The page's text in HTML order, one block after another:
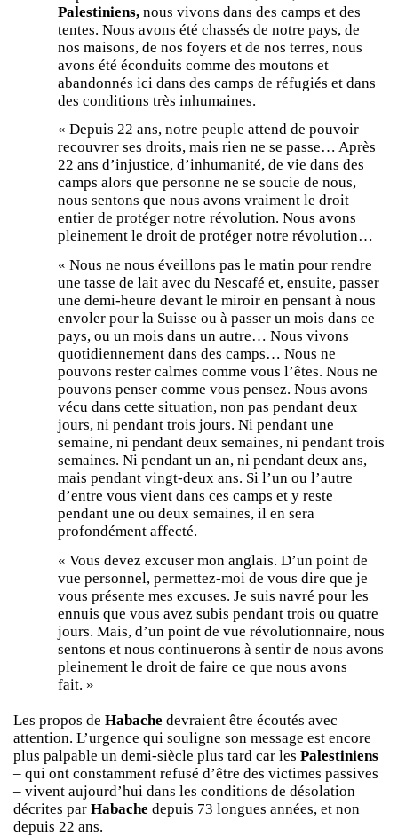
Palestiniens, nous vivons dans des camps et des
tentes. Nous avons été chassés de notre pays, de
nos maisons, de nos foyers et de nos terres, nous
avons été éconduits comme des moutons et
abandonnés ici dans des camps de réfugiés et dans
des conditions très inhumaines.
« Depuis 22 ans, notre peuple attend de pouvoir
recouvrer ses droits, mais rien ne se passe… Après
22 ans d’injustice, d’inhumanité, de vie dans des
camps alors que personne ne se soucie de nous,
nous sentons que nous avons vraiment le droit
entier de protéger notre révolution. Nous avons
pleinement le droit de protéger notre révolution…
« Nous ne nous éveillons pas le matin pour rendre
une tasse de lait avec du Nescafé et, ensuite, passer
une demi-heure devant le miroir en pensant à nous
envoler pour la Suisse ou à passer un mois dans ce
pays, ou un mois dans un autre… Nous vivons
quotidiennement dans des camps… Nous ne
pouvons rester calmes comme vous l’êtes. Nous ne
pouvons penser comme vous pensez. Nous avons
vécu dans cette situation, non pas pendant deux
jours, ni pendant trois jours. Ni pendant une
semaine, ni pendant deux semaines, ni pendant trois
semaines. Ni pendant un an, ni pendant deux ans,
mais pendant vingt-deux ans. Si l’un ou l’autre
d’entre vous vient dans ces camps et y reste
pendant une ou deux semaines, il en sera
profondément affecté.
« Vous devez excuser mon anglais. D’un point de
vue personnel, permettez-moi de vous dire que je
vous présente mes excuses. Je suis navré pour les
ennuis que vous avez subis pendant trois ou quatre
jours. Mais, d’un point de vue révolutionnaire, nous
sentons et nous continuerons à sentir de nous avons
pleinement le droit de faire ce que nous avons
fait. »
Les propos de Habache devraient être écoutés avec
attention. L’urgence qui souligne son message est encore
plus palpable un demi-siècle plus tard car les Palestiniens
– qui ont constamment refusé d’être des victimes passives
– vivent aujourd’hui dans les conditions de désolation
décrites par Habache depuis 73 longues années, et non
depuis 22 ans.